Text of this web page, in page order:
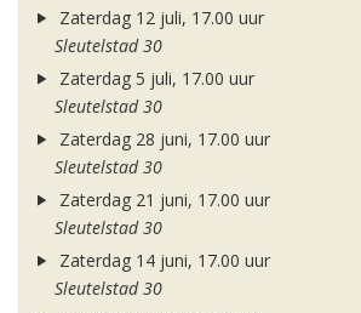
Zaterdag 12 juli, 17.00 uur
Sleutelstad 30
Zaterdag 5 juli, 17.00 uur
Sleutelstad 30
Zaterdag 28 juni, 17.00 uur
Sleutelstad 30
Zaterdag 21 juni, 17.00 uur
Sleutelstad 30
Zaterdag 14 juni, 17.00 uur
Sleutelstad 30